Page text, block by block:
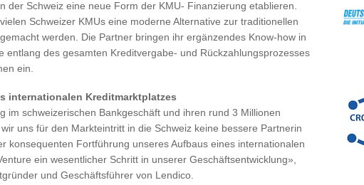
der Schweiz eine neue Form der KMU- Finanzierung etablieren.
Schweizer KMUs eine moderne Alternative zur traditionellen
werden. Die Partner bringen ihr ergänzendes Know-how in
entlang des gesamten Kreditvergabe- und Rückzahlungsprozesses
ein.
internationalen Kreditmarktplatzes
im schweizerischen Bankgeschäft und ihren rund 3 Millionen
uns für den Markteintritt in die Schweiz keine bessere Partnerin
konsequenten Fortführung unseres Aufbaus eines internationalen
ein wesentlicher Schritt in unserer Geschäftsentwicklung»,
und Geschäftsführer von Lendico.